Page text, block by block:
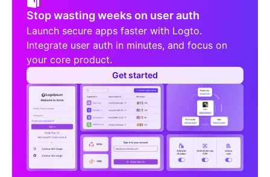
Stop wasting weeks on user auth
Launch secure apps faster with Logto.
Integrate user auth in minutes, and focus on
your core product.
Get started